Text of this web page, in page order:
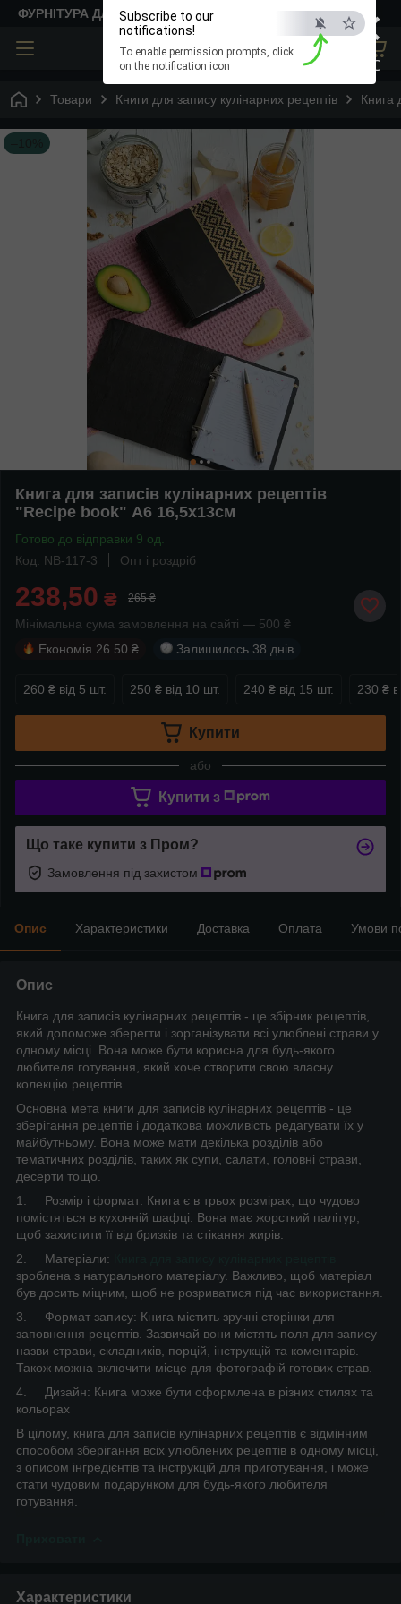
×
ESC
Subscribe to our
notifications!
To enable permission prompts, click
on the notification icon
ФУРНІТУРА ДЛЯ ТВОРЧОСТІ
Товари Книги для запису кулінарних рецептів Книга
Книга для записів кулінарних рецептів
"Recipe book" А6 16,5х13см
Готово до відправки 9 од.
Код: NB-117-3
Опт і роздріб
238,50 ₴ 265 ₴
Мінімальна сума замовлення на сайті — 500 ₴
Економія 26.50 ₴ Залишилось 38 днів
260 ₴ від 5 шт. 250 ₴ від 10 шт. 240 ₴ від 15 шт. 230 ₴
Купити
або
Купити з
Що таке купити з Пром?
Замовлення під захистом
Опис Характеристики Доставка Оплата Умови
Опис
Книга для записів кулінарних рецептів - це збірник рецептів,
який допоможе зберегти і зорганізувати всі улюблені страви у
одному місці. Вона може бути корисна для будь-якого
любителя готування, який хоче створити свою власну
колекцію рецептів.
Основна мета книги для записів кулінарних рецептів - це
зберігання рецептів і додаткова можливість редагувати їх у
майбутньому. Вона може мати декілька розділів або
тематичних розділів, таких як супи, салати, головні страви,
десерти тощо.
1. Розмір і формат: Книга є в трьох розмірах, що чудово
помістяться в кухонній шафці. Вона має жорсткий палітур,
щоб захистити її від бризків та стікання жирів.
2. Матеріали:
зроблена з натурального матеріалу. Важливо, щоб матеріал
був досить міцним, щоб не розриватися під час використання.
3. Формат запису: Книга містить зручні сторінки для
заповнення рецептів. Зазвичай вони містять поля для запису
назви страви, складників, порцій, інструкцій та коментарів.
Також можна включити місце для фотографій готових страв.
4. Дизайн: Книга може бути оформлена в різних стилях та
кольорах
В цілому, книга для записів кулінарних рецептів є відмінним
способом зберігання всіх улюблених рецептів в одному місці,
з описом інгредієнтів та інструкцій для приготування, і може
стати чудовим подарунком для будь-якого любителя
готування.
Характеристики